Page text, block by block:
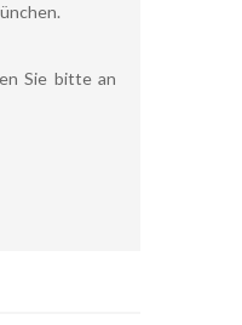
Sie bitte an